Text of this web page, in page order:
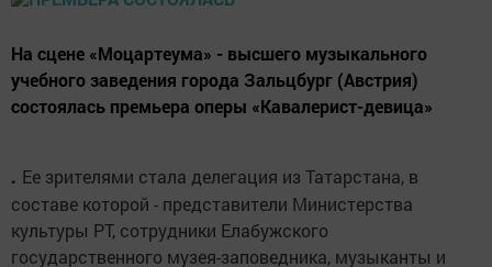
На сцене «Моцартеума» - высшего музыкального
учебного заведения города Зальцбург (Австрия)
состоялась премьера оперы «Кавалерист-девица»
. Ее зрителями стала делегация из Татарстана, в
составе которой - представители Министерства
культуры РТ, сотрудники Елабужского
государственного музея-заповедника, музыканты и